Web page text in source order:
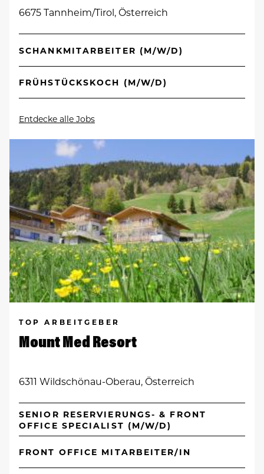
6675 Tannheim/Tirol, Österreich
SCHANKMITARBEITER (M/W/D)
FRÜHSTÜCKSKOCH (M/W/D)
Entdecke alle Jobs
TOP ARBEITGEBER
Mount Med Resort
6311 Wildschönau-Oberau, Österreich
SENIOR RESERVIERUNGS- & FRONT
OFFICE SPECIALIST (M/W/D)
FRONT OFFICE MITARBEITER/IN